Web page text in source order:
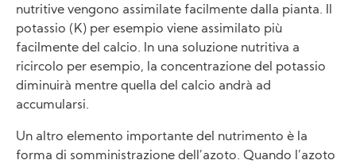
nutritive vengono assimilate facilmente dalla pianta. Il
potassio (K) per esempio viene assimilato più
facilmente del calcio. In una soluzione nutritiva a
ricircolo per esempio, la concentrazione del potassio
diminuirà mentre quella del calcio andrà ad
accumularsi.
Un altro elemento importante del nutrimento è la
forma di somministrazione dell’azoto. Quando l’azoto